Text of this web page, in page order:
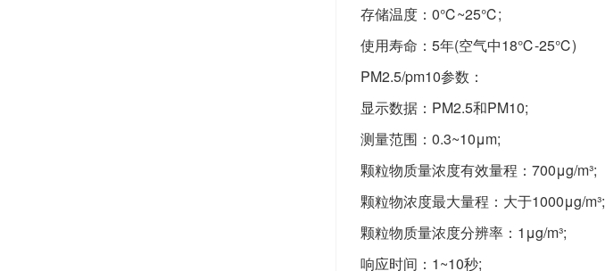
存储温度：0℃~25℃;
使用寿命：5年(空气中18℃-25℃)
PM2.5/pm10参数：
显示数据：PM2.5和PM10;
测量范围：0.3~10μm;
颗粒物质量浓度有效量程：700μg/m³;
颗粒物浓度最大量程：大于1000μg/m³;
颗粒物质量浓度分辨率：1μg/m³;
响应时间：1~10秒;